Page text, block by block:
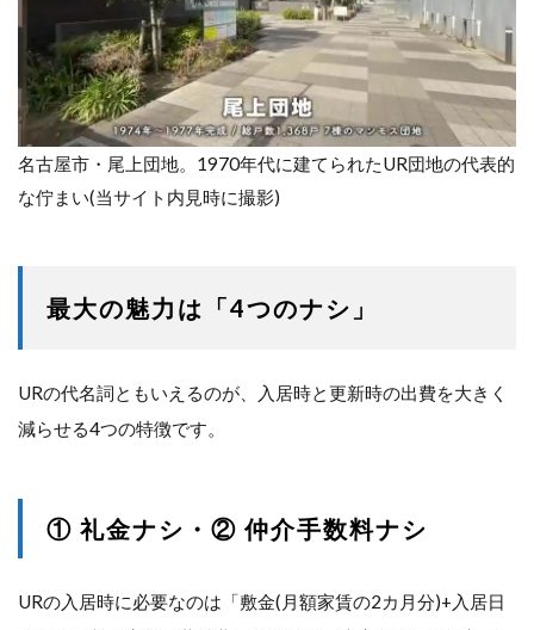
名古屋市・尾上団地。1970年代に建てられたUR団地の代表的
な佇まい(当サイト内見時に撮影)
最大の魅力は「4つのナシ」
URの代名詞ともいえるのが、入居時と更新時の出費を大きく
減らせる4つの特徴です。
① 礼金ナシ・② 仲介手数料ナシ
URの入居時に必要なのは「敷金(月額家賃の2カ月分)+入居日